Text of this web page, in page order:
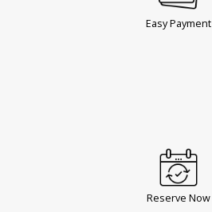
Easy Payment
Reserve Now